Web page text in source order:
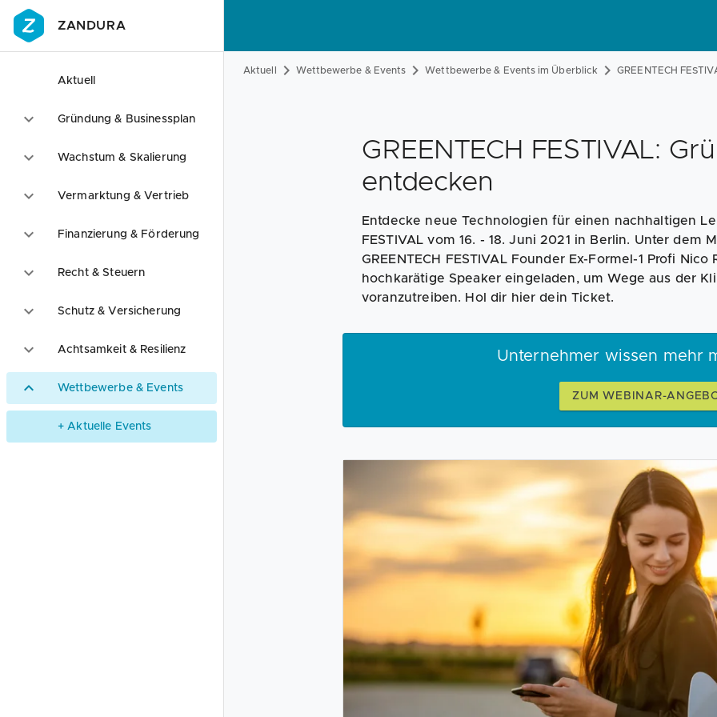
ZANDURA
Aktuell
Gründung & Businessplan
Wachstum & Skalierung
Vermarktung & Vertrieb
Finanzierung & Förderung
Recht & Steuern
Schutz & Versicherung
Achtsamkeit & Resilienz
Wettbewerbe & Events
+ Aktuelle Events
Aktuell Wettbewerbe & Events Wettbewerbe & Events im Überblick GREENTECH
GREENTECH FESTIVAL:
entdecken
Entdecke neue Technologien für einen nachhaltigen
FESTIVAL vom 16. - 18. Juni 2021 in Berlin. Unter dem
GREENTECH FESTIVAL Founder Ex-Formel-1 Profi
hochkarätige Speaker eingeladen, um Wege aus der
voranzutreiben. Hol dir hier dein Ticket.
Unternehmer wissen mehr
ZUM WEBINAR-